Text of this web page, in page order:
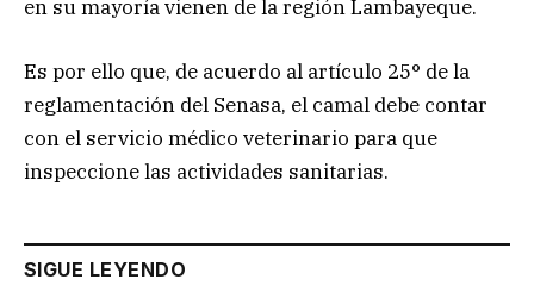
en su mayoría vienen de la región Lambayeque.
Es por ello que, de acuerdo al artículo 25° de la
reglamentación del Senasa, el camal debe contar
con el servicio médico veterinario para que
inspeccione las actividades sanitarias.
SIGUE LEYENDO